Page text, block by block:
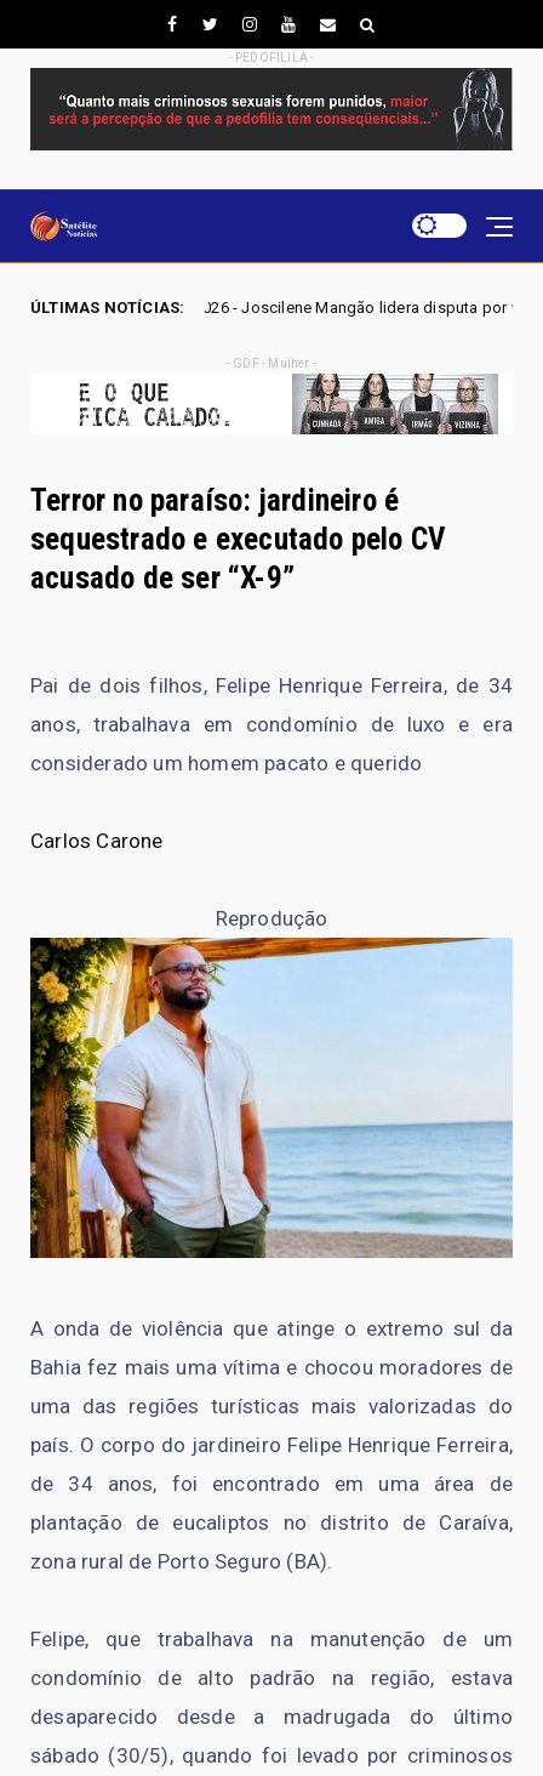
- PEDOFILILA -
ÚLTIMAS NOTÍCIAS:
GO 2026 - Joscilene Mangão lidera disputa por vaga na Alego em Novo
- GDF - Mulher -
Terror no paraíso: jardineiro é
sequestrado e executado pelo CV
acusado de ser “X-9”
Pai de dois filhos, Felipe Henrique Ferreira, de 34
anos, trabalhava em condomínio de luxo e era
considerado um homem pacato e querido
Carlos Carone
Reprodução
A onda de violência que atinge o extremo sul da
Bahia fez mais uma vítima e chocou moradores de
uma das regiões turísticas mais valorizadas do
país. O corpo do jardineiro Felipe Henrique Ferreira,
de 34 anos, foi encontrado em uma área de
plantação de eucaliptos no distrito de Caraíva,
zona rural de Porto Seguro (BA).
Felipe, que trabalhava na manutenção de um
condomínio de alto padrão na região, estava
desaparecido desde a madrugada do último
sábado (30/5), quando foi levado por criminosos